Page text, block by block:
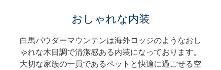
おしゃれな内装
白馬パウダーマウンテンは海外ロッジのようなおし
ゃれな木目調で清潔感ある内装になっております。
大切な家族の一員であるペットと快適に過ごせる空